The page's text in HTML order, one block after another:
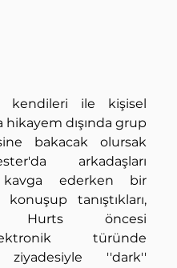
ile kişisel
hikayem dışında grup
bakacak olursak
arkadaşları
kavga ederken bir
konuşup tanıştıkları,
Hurts öncesi
türünde
ziyadesiyle ''dark''